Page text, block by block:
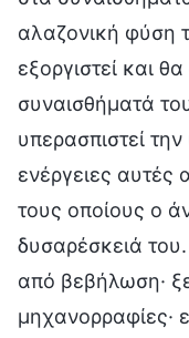
αλαζονική φύση
εξοργιστεί και
συναισθήματά
υπερασπιστεί
ενέργειες αυτές
τους οποίους ο
δυσαρέσκειά
από βεβήλωση·
μηχανορραφίες·